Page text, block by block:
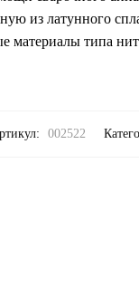
из латунного
материалы типа
002522